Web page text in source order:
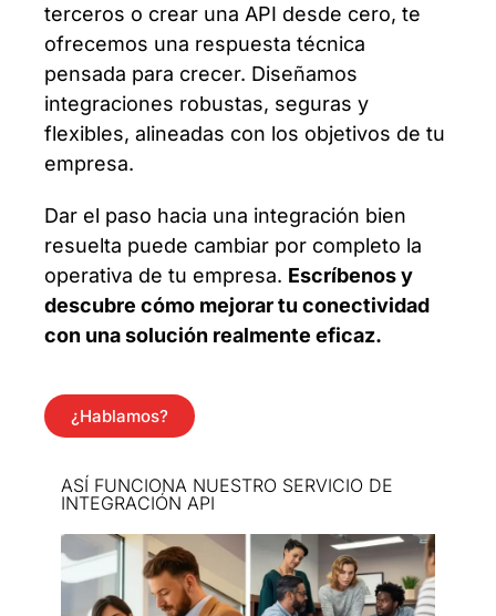
terceros o crear una API desde cero, te
ofrecemos una respuesta técnica
pensada para crecer. Diseñamos
integraciones robustas, seguras y
flexibles, alineadas con los objetivos de tu
empresa.
Dar el paso hacia una integración bien
resuelta puede cambiar por completo la
operativa de tu empresa. Escríbenos y
descubre cómo mejorar tu conectividad
con una solución realmente eficaz.
¿Hablamos?
ASÍ FUNCIONA NUESTRO SERVICIO DE
INTEGRACIÓN API